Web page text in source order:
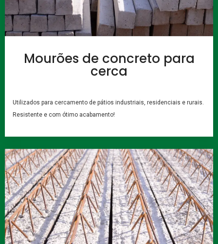
Mourões de concreto para
cerca
Utilizados para cercamento de pátios industriais, residenciais e rurais.
Resistente e com ótimo acabamento!